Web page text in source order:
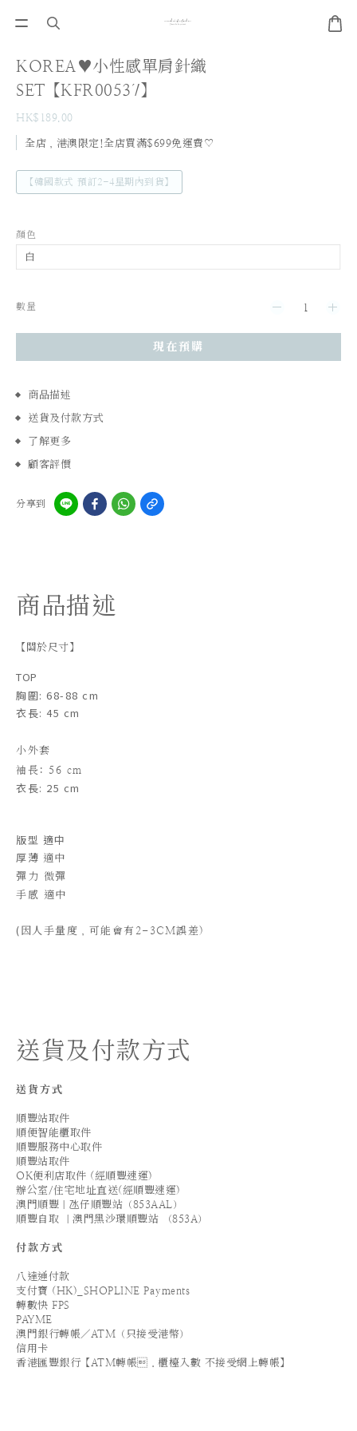
KOREA♥小性感單肩針織
SET【KFR00537】
HK$189.00
全店，港澳限定!全店買滿$699免運費♡
【韓國款式 預訂2-4星期內到貨】
顏色
數量
現在預購
商品描述
送貨及付款方式
了解更多
顧客評價
分享到
商品描述
【關於尺寸】
TOP
胸圍: 68-88 cm
衣長: 45 cm
小外套
袖長 : 56 cm
衣長: 25 cm
版型 適中
厚薄 適中
彈力 微彈
手感 適中
( 因人手量度，可能會有2-3CM誤差)
送貨及付款方式
送貨方式
順豐站取件
順便智能櫃取件
順豐服務中心取件
順豐站取件
OK便利店取件 (經順豐速運)
辦公室/住宅地址直送(經順豐速運)
澳門順豐｜氹仔順豐站（853AAL）
順豐自取 ｜澳門黑沙環順豐站 （853A）
付款方式
八達通付款
支付寶 (HK)_SHOPLINE Payments
轉數快 FPS
PAYME
澳門銀行轉帳／ATM（只接受港幣）
信用卡
香港匯豐銀行【ATM轉帳．櫃檯入數 不接受網上轉帳】